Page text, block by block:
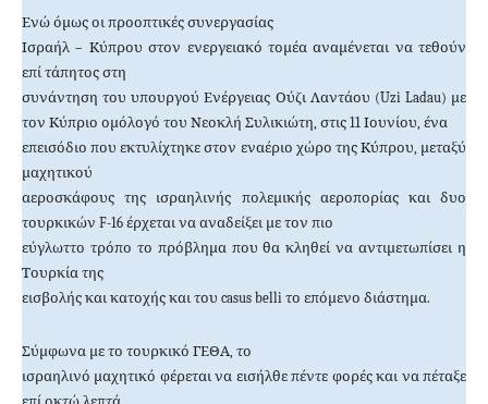
Ενώ όμως οι προοπτικές συνεργασίας
Ισραήλ – Κύπρου στον ενεργειακό τομέα αναμένεται να τεθούν
επί τάπητος στη
συνάντηση του υπουργού Ενέργειας Ούζι Λαντάου (Uzi Ladau) με
τον Κύπριο ομόλογό του Νεοκλή Συλικιώτη, στις 11 Ιουνίου, ένα
επεισόδιο που εκτυλίχτηκε στον εναέριο χώρο της Κύπρου, μεταξύ
μαχητικού
αεροσκάφους της ισραηλινής πολεμικής αεροπορίας και δυο
τουρκικών F-16 έρχεται να αναδείξει με τον πιο
εύγλωττο τρόπο το πρόβλημα που θα κληθεί να αντιμετωπίσει η
Τουρκία της
εισβολής και κατοχής και του casus belli το επόμενο διάστημα.
Σύμφωνα με το τουρκικό ΓΕΘΑ, το
ισραηλινό μαχητικό φέρεται να εισήλθε πέντε φορές και να πέταξε